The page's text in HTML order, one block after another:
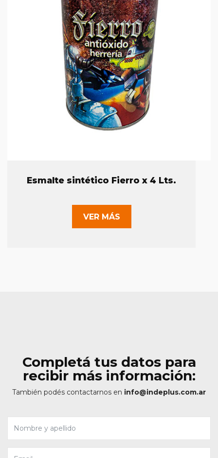
Esmalte sintético Fierro x 4 Lts.
VER MÁS
Completá tus datos para
recibir más información:
También podés contactarnos en info@indeplus.com.ar